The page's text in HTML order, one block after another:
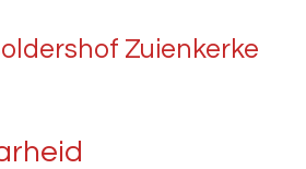
Zuienkerke